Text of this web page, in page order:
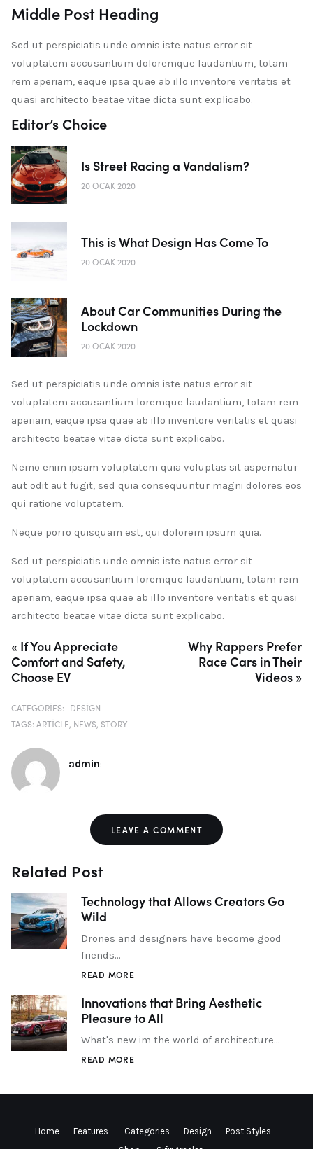
Middle Post Heading
Sed ut perspiciatis unde omnis iste natus error sit
voluptatem accusantium doloremque laudantium, totam
rem aperiam, eaque ipsa quae ab illo inventore veritatis et
quasi architecto beatae vitae dicta sunt explicabo.
Editor’s Choice
Is Street Racing a Vandalism?
20 OCAK 2020
This is What Design Has Come To
20 OCAK 2020
About Car Communities During the
Lockdown
20 OCAK 2020
Sed ut perspiciatis unde omnis iste natus error sit
voluptatem accusantium loremque laudantium, totam rem
aperiam, eaque ipsa quae ab illo inventore veritatis et quasi
architecto beatae vitae dicta sunt explicabo.
Nemo enim ipsam voluptatem quia voluptas sit aspernatur
aut odit aut fugit, sed quia consequuntur magni dolores eos
qui ratione voluptatem.
Neque porro quisquam est, qui dolorem ipsum quia.
Sed ut perspiciatis unde omnis iste natus error sit
voluptatem accusantium loremque laudantium, totam rem
aperiam, eaque ipsa quae ab illo inventore veritatis et quasi
architecto beatae vitae dicta sunt explicabo.
Why Rappers Prefer
Race Cars in Their
Videos »
« If You Appreciate
Comfort and Safety,
Choose EV
CATEGORIES: DESIGN
TAGS: ARTICLE NEWS STORY
admin:
LEAVE A COMMENT
Related Post
Technology that Allows Creators Go
Wild
Drones and designers have become good
friends…
READ MORE
Innovations that Bring Aesthetic
Pleasure to All
What's new im the world of architecture…
READ MORE
Home Features Categories Design
Post Styles